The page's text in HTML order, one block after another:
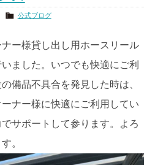
リンク
公式ブログ
ー様貸し出し用ホースリール
ました。いつでも快適にご利
備品不具合を発見した時は、
ナー様に快適にご利用してい
サポートして参ります。よろ
。